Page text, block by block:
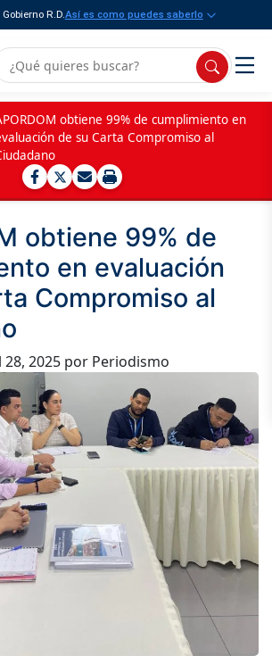
R.D.Así es como puedes saberlo
obtiene 99% de cumplimiento en
de su Carta Compromiso al
obtiene 99% de
en evaluación
Compromiso al
2025 por Periodismo